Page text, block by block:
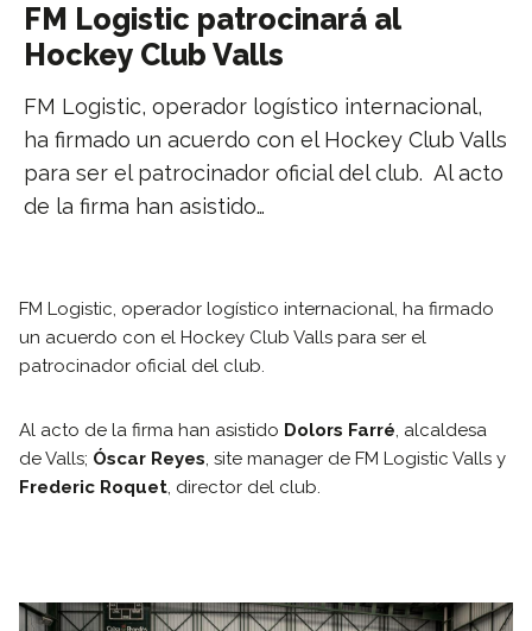
FM Logistic patrocinará al
Hockey Club Valls
FM Logistic, operador logístico internacional,
ha firmado un acuerdo con el Hockey Club Valls
para ser el patrocinador oficial del club. Al acto
de la firma han asistido…
FM Logistic, operador logístico internacional, ha firmado
un acuerdo con el Hockey Club Valls para ser el
patrocinador oficial del club.
Al acto de la firma han asistido Dolors Farré, alcaldesa
de Valls; Óscar Reyes, site manager de FM Logistic Valls y
Frederic Roquet, director del club.